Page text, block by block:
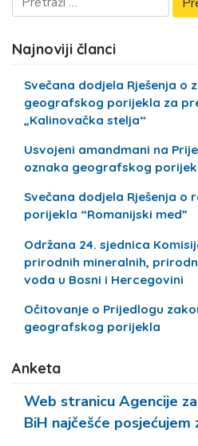
Najnoviji članci
Svečana dodjela Rješenja o
geografskog porijekla za
„Kalinovačka stelja“
Usvojeni amandmani na
oznaka geografskog
Svečana dodjela Rješenja o
porijekla “Romanijski med”
Održana 24. sjednica
prirodnih mineralnih,
voda u Bosni i Hercegovini
Očitovanje o Prijedlogu
geografskog porijekla
Anketa
Web stranicu Agencije
BiH najčešće posjećujem